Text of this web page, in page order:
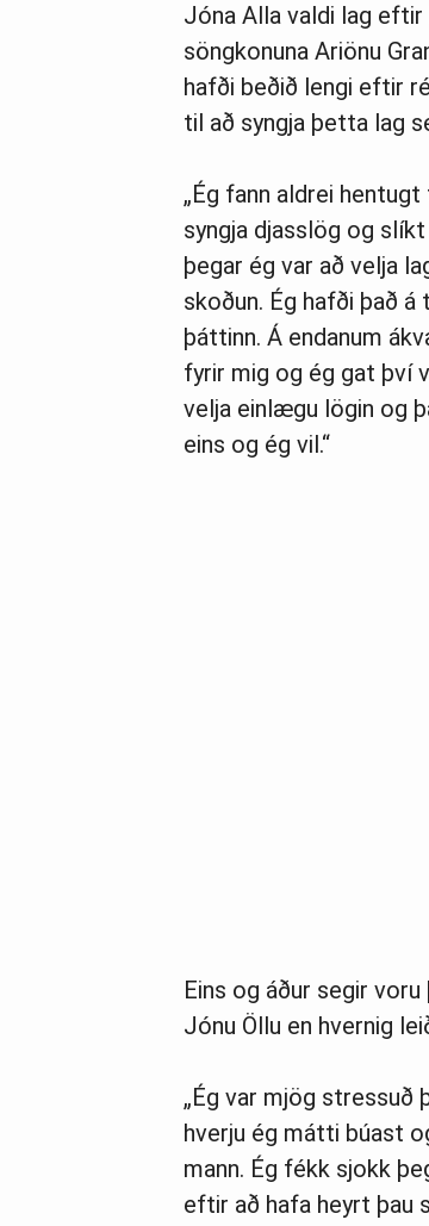
Jóna Alla valdi lag eftir
söngkonuna Ariönu
hafði beðið lengi eftir
til að syngja þetta lag
„Ég fann aldrei
syngja djasslög og
þegar ég var að velja
skoðun. Ég hafði það
þáttinn. Á endanum
fyrir mig og ég gat því
velja einlægu lögin og
eins og ég vil.“
Eins og áður segir
Jónu Öllu en hvernig
„Ég var mjög stressuð
hverju ég mátti búast
mann. Ég fékk sjokk
eftir að hafa heyrt þau